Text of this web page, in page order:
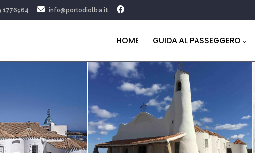
1776964 info@portodiolbia.it
principale
HOME GUIDA AL PASSEGGERO